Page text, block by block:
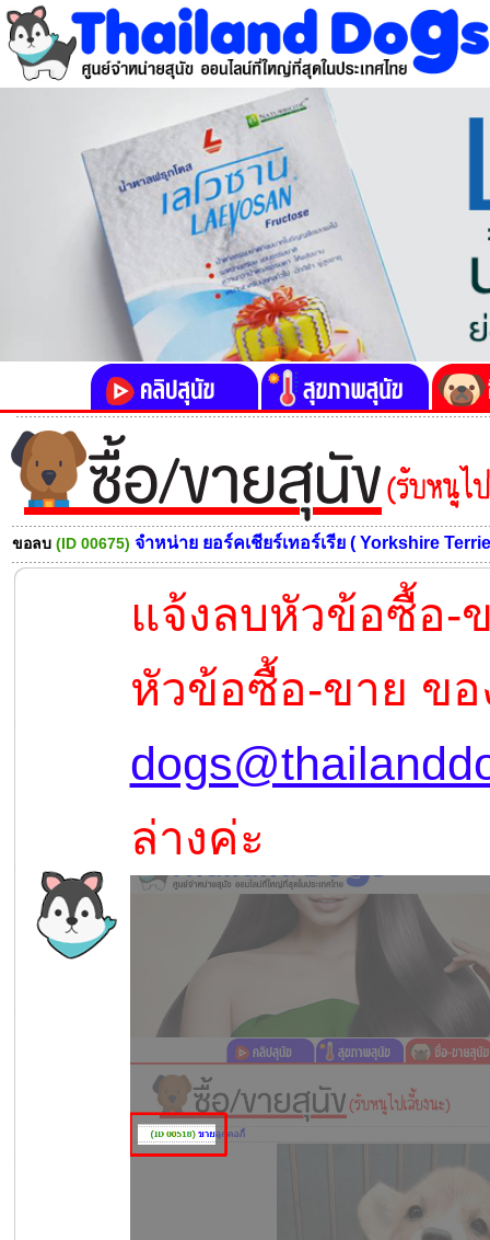
ขอลบ (ID 00675) จำหน่าย ยอร์คเชียร์เทอร์เรีย ( Yorkshire
แจ้งลบหัวข้อซื้อ-
หัวข้อซื้อ-ขาย ขอ
ล่างค่ะ